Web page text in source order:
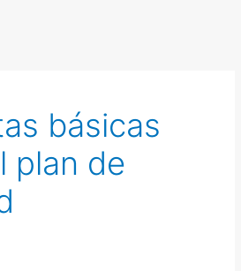
básicas
plan de